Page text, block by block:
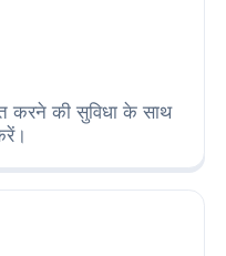
करने की सुविधा के साथ